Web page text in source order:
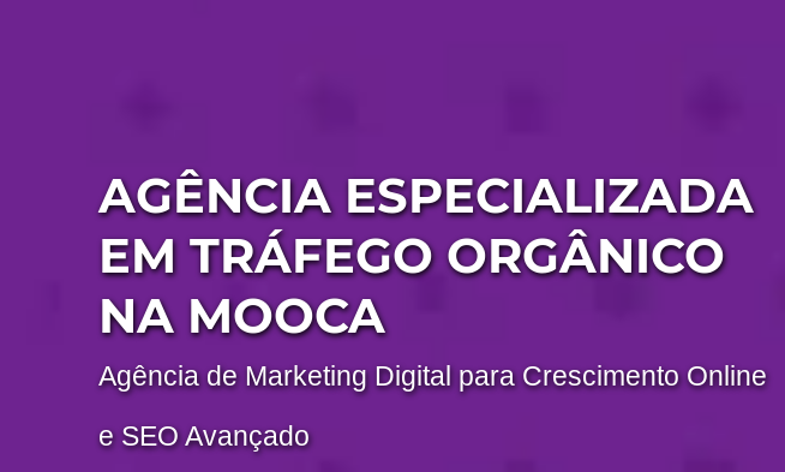
AGÊNCIA ESPECIALIZADA
EM TRÁFEGO ORGÂNICO
NA MOOCA
Agência de Marketing Digital para Crescimento Online
e SEO Avançado